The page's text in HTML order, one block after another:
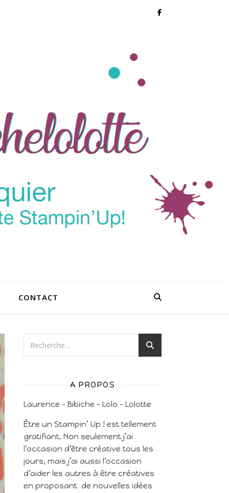
CONTACT
A PROPOS
Laurence – Bibiche – Lolo – Lolotte
Être un Stampin’ Up ! est tellement
gratifiant. Non seulement j’ai
l’occasion d’être créative tous les
jours, mais j’ai aussi l’occasion
d’aider les autres à être créatives
en proposant de nouvelles idées